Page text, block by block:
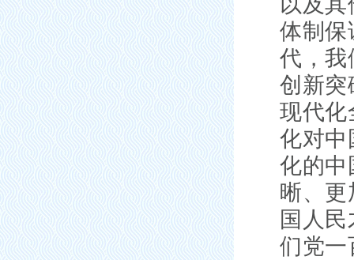
体制保
代，我
创新突
现代化
化对中
化的中
晰、更
国人
们党一